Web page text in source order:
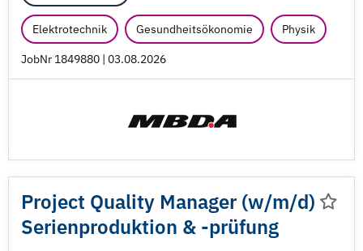
Elektrotechnik Gesundheitsökonomie Physik
JobNr 1849880 | 03.08.2026
Project Quality Manager (w/m/d)
Serienproduktion & -prüfung